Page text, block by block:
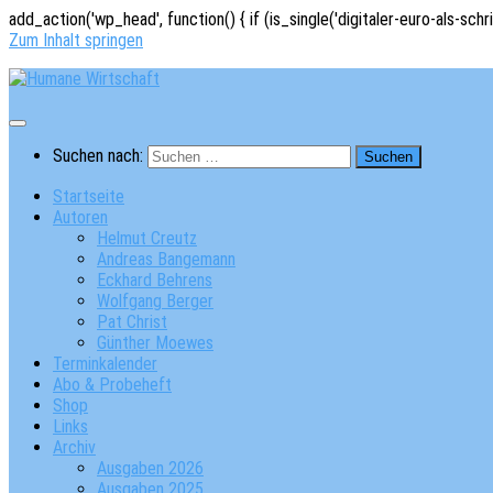
add_action('wp_head', function() { if (is_single('digitaler-euro-als-
Zum Inhalt springen
Suchen nach:
Startseite
Autoren
Helmut Creutz
Andreas Bangemann
Eckhard Behrens
Wolfgang Berger
Pat Christ
Günther Moewes
Terminkalender
Abo & Probeheft
Shop
Links
Archiv
Ausgaben 2026